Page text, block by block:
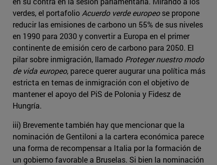
verdes, el portafolio Acuerdo verde europeose propone
reducir las emisiones de carbono un 55% de sus niveles
en 1990 para 2030 y convertir a Europa en el primer
continente de emisión cero de carbono para 2050. El
pilar sobre inmigración, llamado Proteger nuestro modo
de vida europeo, parece querer augurar una política más
estricta en temas de inmigración con el objetivo de
mantener el apoyo del PiS de Polonia y Fidesz de
Hungría.
iii) Brevemente también hay que mencionar que la
nominación de Gentiloni a la cartera económica parece
una forma de recompensar a Italia por la formación de
un gobierno favorable a Bruselas. Si bien la nominación